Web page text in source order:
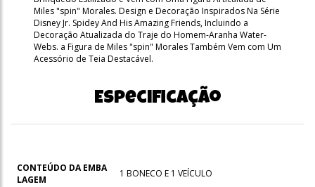
Miles "spin" Morales. Design e Decoração Inspirados Na Série
Disney Jr. Spidey And His Amazing Friends, Incluindo a
Decoração Atualizada do Traje do Homem-Aranha Water-
Webs. a Figura de Miles "spin" Morales Também Vem com Um
Acessório de Teia Destacável.
Especificação
CONTEÚDO DA EMBA
LAGEM
1 BONECO E 1 VEÍCULO